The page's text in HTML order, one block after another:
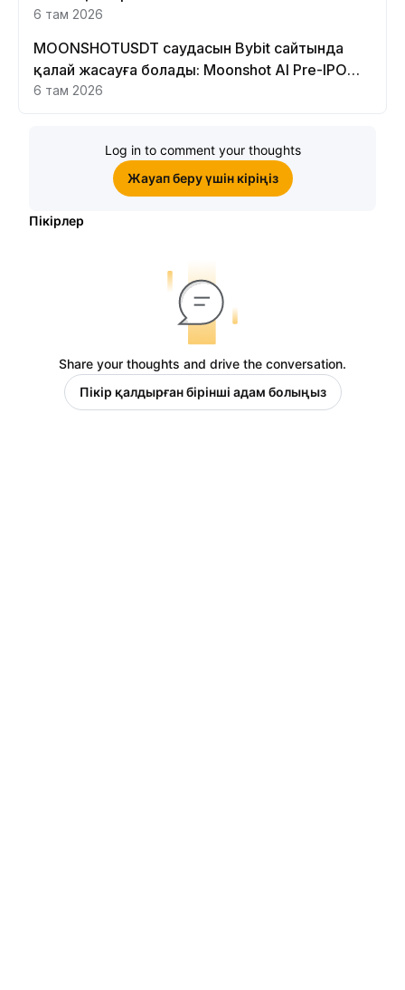
6 там 2026
MOONSHOTUSDT саудасын Bybit сайтында
қалай жасауға болады: Moonshot AI Pre-IPO
Perpetual нұсқаулығы
6 там 2026
Log in to comment your thoughts
Жауап беру үшін кіріңіз
Пікірлер
Share your thoughts and drive the conversation.
Пікір қалдырған бірінші адам болыңыз